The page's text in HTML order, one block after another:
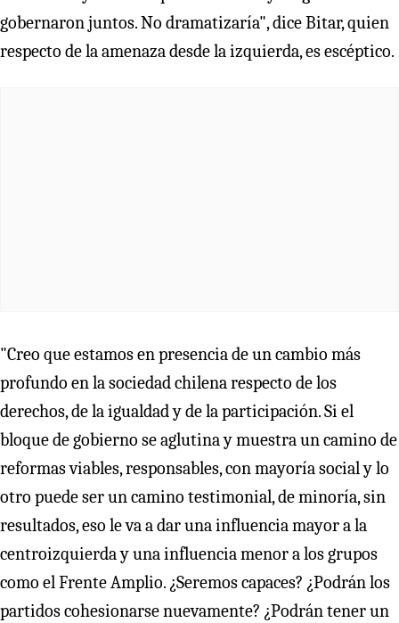
gobernaron juntos. No dramatizaría", dice Bitar, quien
respecto de la amenaza desde la izquierda, es escéptico.
"Creo que estamos en presencia de un cambio más
profundo en la sociedad chilena respecto de los
derechos, de la igualdad y de la participación. Si el
bloque de gobierno se aglutina y muestra un camino de
reformas viables, responsables, con mayoría social y lo
otro puede ser un camino testimonial, de minoría, sin
resultados, eso le va a dar una influencia mayor a la
centroizquierda y una influencia menor a los grupos
como el Frente Amplio. ¿Seremos capaces? ¿Podrán los
partidos cohesionarse nuevamente? ¿Podrán tener un